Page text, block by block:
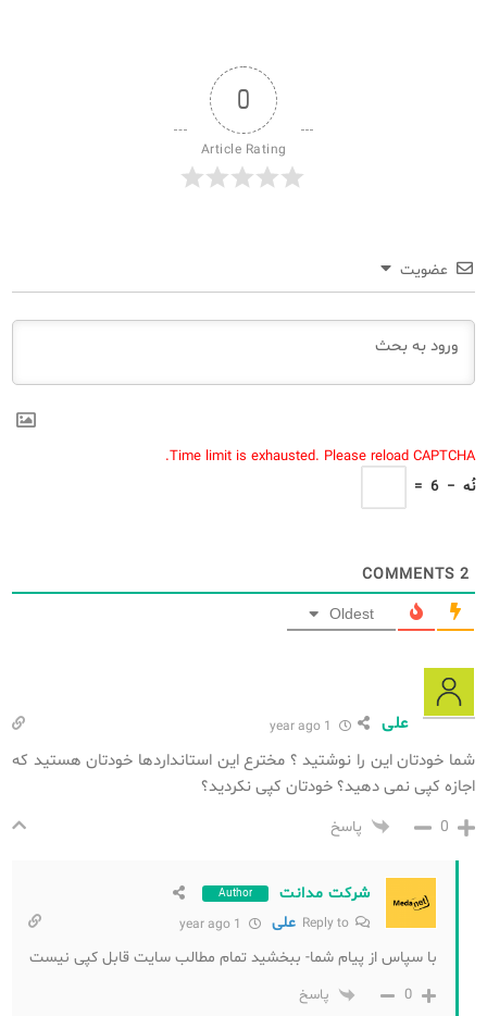
0
Article Rating
عضویت
Time limit is exhausted. Please reload CAPTCHA.
نُه −
6
=
2
Oldest
علی
شما خودتان این را نوشتید ؟ مخترع این استانداردها خودتان هستید که
اجازه کپی نمی دهید؟ خودتان کپی نکردید؟
0 پاسخ
شرکت مدانت Author
علی
با سپاس از پیام شما- ببخشید تمام مطالب سایت قابل کپی نیست
0 پاسخ